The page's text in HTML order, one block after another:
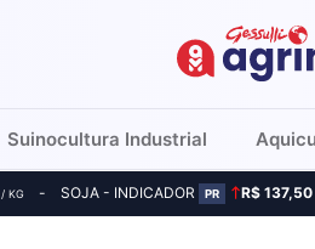
Suinocultura Industrial
/ KG SOJA - INDICADOR PR R$ 137,50